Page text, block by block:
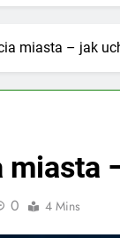
miasta – jak
miasta
0 4 Mins